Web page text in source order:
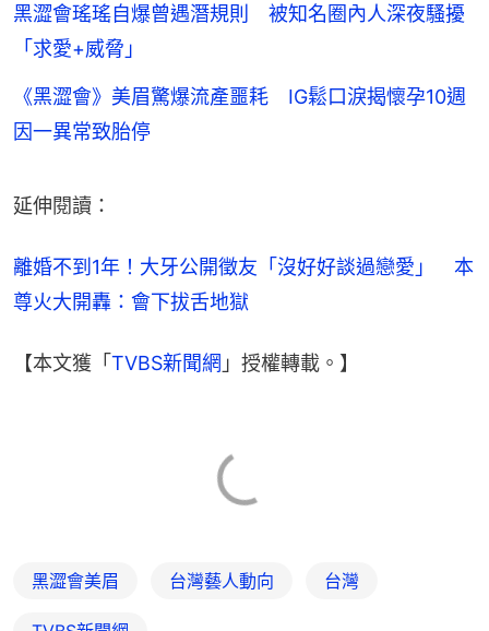
黑澀會瑤瑤自爆曾遇潛規則 被知名圈內人深夜騷擾
「求愛+威脅」
《黑澀會》美眉驚爆流產噩耗 IG鬆口淚揭懷孕10週
因一異常致胎停
延伸閱讀：
離婚不到1年！大牙公開徵友「沒好好談過戀愛」　本
尊火大開轟：會下拔舌地獄
【本文獲「TVBS新聞網 」授權轉載。】
黑澀會美眉 台灣藝人動向 台灣